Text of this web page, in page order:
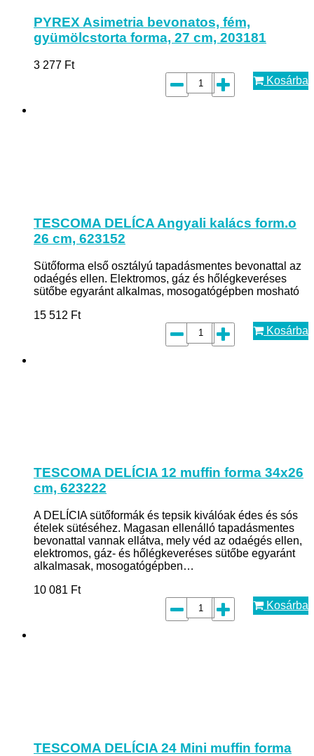
PYREX Asimetria bevonatos, fém,
gyümölcstorta forma, 27 cm, 203181
3 277 Ft
Kosárba
TESCOMA DELÍCA Angyali kalács form.o
26 cm, 623152
Sütőforma első osztályú tapadásmentes bevonattal az
odaégés ellen. Elektromos, gáz és hőlégkeveréses
sütőbe egyaránt alkalmas, mosogatógépben mosható
15 512 Ft
Kosárba
TESCOMA DELÍCIA 12 muffin forma 34x26
cm, 623222
A DELÍCIA sütőformák és tepsik kiválóak édes és sós
ételek sütéséhez. Magasan ellenálló tapadásmentes
bevonattal vannak ellátva, mely véd az odaégés ellen,
elektromos, gáz- és hőlégkeveréses sütőbe egyaránt
alkalmasak, mosogatógépben…
10 081 Ft
Kosárba
TESCOMA DELÍCIA 24 Mini muffin forma